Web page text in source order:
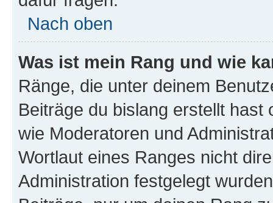
Nach oben
Was ist mein Rang und wie
Ränge, die unter deinem
Beiträge du bislang erstellt
wie Moderatoren und
Wortlaut eines Ranges nicht
Administration festgelegt